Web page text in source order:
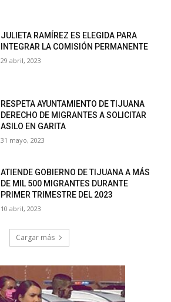
JULIETA RAMÍREZ ES ELEGIDA PARA
INTEGRAR LA COMISIÓN PERMANENTE
29 abril, 2023
RESPETA AYUNTAMIENTO DE TIJUANA
DERECHO DE MIGRANTES A SOLICITAR
ASILO EN GARITA
31 mayo, 2023
ATIENDE GOBIERNO DE TIJUANA A MÁS
DE MIL 500 MIGRANTES DURANTE
PRIMER TRIMESTRE DEL 2023
10 abril, 2023
Cargar más